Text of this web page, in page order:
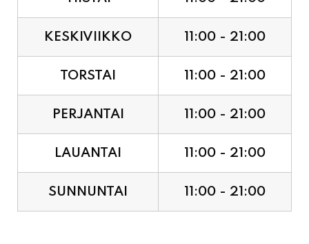
TORSTAI 11:00 - 21:00
PERJANTAI 11:00 - 21:00
LAUANTAI 11:00 - 21:00
SUNNUNTAI 11:00 - 21:00